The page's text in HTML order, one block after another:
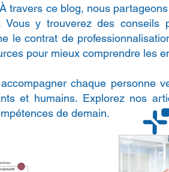
travers ce blog, nous
Vous y trouverez des conseils
le contrat de
pour mieux comprendre les
chaque personne
et humains. Explorez nos
de demain.